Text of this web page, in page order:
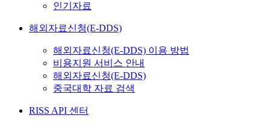
인기자료
해외자료신청(E-DDS)
해외자료신청(E-DDS) 이용 방법
비용지원 서비스 안내
해외자료신청(E-DDS)
중국대학 자료 검색
RISS API 센터